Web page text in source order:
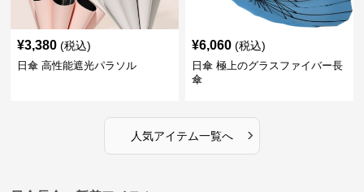
¥3,380 (税込)
日傘 高性能遮光パラソル
¥6,060 (税込)
日傘 極上のグラスファイバー長
傘
人気アイテム一覧へ ›